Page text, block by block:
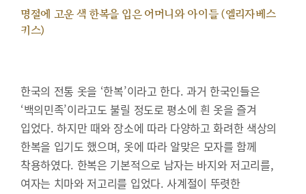
명절에 고운 색 한복을 입은 어머니와 아이들 (엘리자베스
키스)
한국의 전통 옷을 ‘한복’이라고 한다. 과거 한국인들은
‘백의민족’이라고도 불릴 정도로 평소에 흰 옷을 즐겨
입었다. 하지만 때와 장소에 따라 다양하고 화려한 색상의
한복을 입기도 했으며, 옷에 따라 알맞은 모자를 함께
착용하였다. 한복은 기본적으로 남자는 바지와 저고리를,
여자는 치마와 저고리를 입었다. 사계절이 뚜렷한